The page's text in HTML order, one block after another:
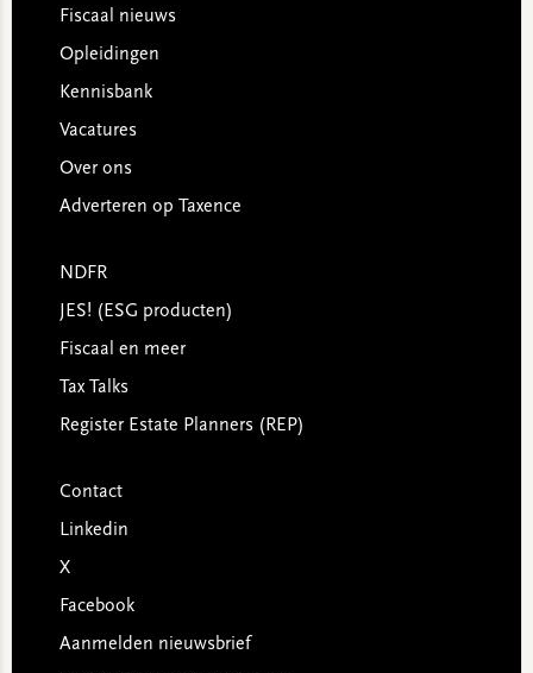
Footer
Fiscaal nieuws
Opleidingen
Kennisbank
Vacatures
Over ons
Adverteren op Taxence
NDFR
JES! (ESG producten)
Fiscaal en meer
Tax Talks
Register Estate Planners (REP)
Contact
Linkedin
X
Facebook
Aanmelden nieuwsbrief